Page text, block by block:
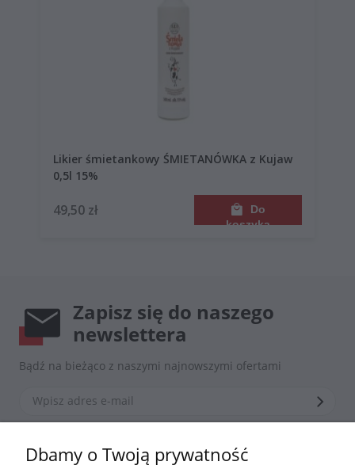
Likier śmietankowy ŚMIETANÓWKA z Kujaw
0,5l 15%
49,50 zł
Do
koszyka
Zapisz się do naszego
newslettera
Bądź na bieżąco z naszymi najnowszymi ofertami
*Zapisując się zgadzasz się z nasząpolityką prywatności
Dbamy o Twoją prywatność